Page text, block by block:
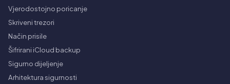
Vjerodostojno poricanje
Skriveni trezori
Način prisile
Šifrirani iCloud backup
Sigurno dijeljenje
Arhitektura sigurnosti